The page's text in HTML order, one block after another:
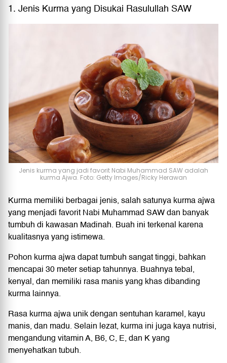
1. Jenis Kurma yang Disukai Rasulullah SAW
Jenis kurma yang jadi favorit Nabi Muhammad SAW adalah
kurma Ajwa. Foto: Getty Images/Ricky Herawan
Kurma memiliki berbagai jenis, salah satunya kurma ajwa
yang menjadi favorit Nabi Muhammad SAW dan banyak
tumbuh di kawasan Madinah. Buah ini terkenal karena
kualitasnya yang istimewa.
Pohon kurma ajwa dapat tumbuh sangat tinggi, bahkan
mencapai 30 meter setiap tahunnya. Buahnya tebal,
kenyal, dan memiliki rasa manis yang khas dibanding
kurma lainnya.
Rasa kurma ajwa unik dengan sentuhan karamel, kayu
manis, dan madu. Selain lezat, kurma ini juga kaya nutrisi,
mengandung vitamin A, B6, C, E, dan K yang
menyehatkan tubuh.